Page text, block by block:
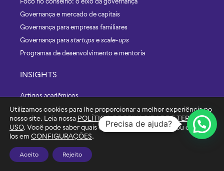
Governança e mercado de capitais
Governança para empresas familiares
Governança para startups e scale-ups
Programas de desenvolvimento e mentoria
INSIGHTS
Artigos acadêmicos
Artigos na mídia
Livros
Palestras e painéis
Pesquisas
Governança corporativa
Utilizamos cookies para lhe proporcionar a melhor experiência no
nosso site. Leia nossa POLÍTICA DE PRIVACIDADE E TERMOS DE
USO. Você pode saber quais cookies estamos usando ou desativá-
los em CONFIGURAÇÕES.
Aceito Rejeito
Precisa de ajuda?